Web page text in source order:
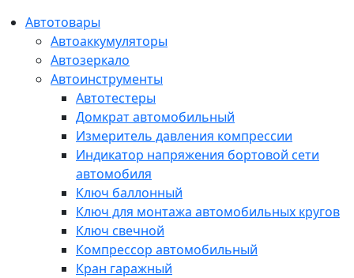
Автотовары
Автоаккумуляторы
Автозеркало
Автоинструменты
Автотестеры
Домкрат автомобильный
Измеритель давления компрессии
Индикатор напряжения бортовой сети
автомобиля
Ключ баллонный
Ключ для монтажа автомобильных кругов
Ключ свечной
Компрессор автомобильный
Кран гаражный